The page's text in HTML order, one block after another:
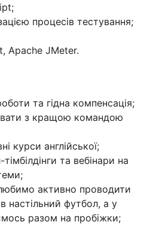
процесів тестування;
Apache JMeter.
та гідна компенсація;
з кращою командою
курси англійської;
та вебінари на
активно проводити
настільний футбол, а у
разом на пробіжки;